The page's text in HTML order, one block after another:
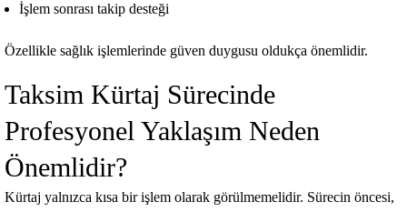
İşlem sonrası takip desteği
Özellikle sağlık işlemlerinde güven duygusu oldukça önemlidir.
Taksim Kürtaj Sürecinde
Profesyonel Yaklaşım Neden
Önemlidir?
Kürtaj yalnızca kısa bir işlem olarak görülmemelidir. Sürecin öncesi,